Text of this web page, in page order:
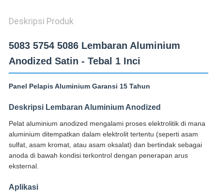
Deskripsi Produk
5083 5754 5086 Lembaran Aluminium
Anodized Satin - Tebal 1 Inci
Panel Pelapis Aluminium Garansi 15 Tahun
Deskripsi Lembaran Aluminium Anodized
Pelat aluminium anodized mengalami proses elektrolitik di mana
aluminium ditempatkan dalam elektrolit tertentu (seperti asam
sulfat, asam kromat, atau asam oksalat) dan bertindak sebagai
anoda di bawah kondisi terkontrol dengan penerapan arus
eksternal.
Aplikasi